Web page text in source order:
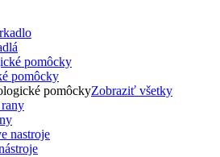
pomôcky
pomôckyZobraziť všetky